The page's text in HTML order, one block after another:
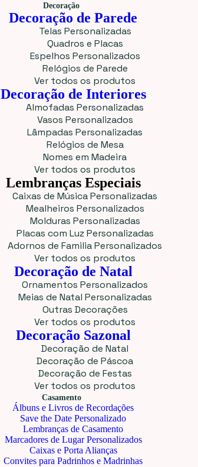
Decoração
Decoração de Parede
Telas Personalizadas
Quadros e Placas
Espelhos Personalizados
Relógios de Parede
Ver todos os produtos
Decoração de Interiores
Almofadas Personalizadas
Vasos Personalizados
Lâmpadas Personalizadas
Relógios de Mesa
Nomes em Madeira
Ver todos os produtos
Lembranças Especiais
Caixas de Música Personalizadas
Mealheiros Personalizados
Molduras Personalizadas
Placas com Luz Personalizadas
Adornos de Familia Personalizados
Ver todos os produtos
Decoração de Natal
Ornamentos Personalizados
Meias de Natal Personalizadas
Outras Decorações
Ver todos os produtos
Decoração Sazonal
Decoração de Natal
Decoração de Páscoa
Decoração de Festas
Ver todos os produtos
Casamento
Álbuns e Livros de Recordações
Save the Date Personalizado
Lembranças de Casamento
Marcadores de Lugar Personalizados
Caixas e Porta Alianças
Convites para Padrinhos e Madrinhas